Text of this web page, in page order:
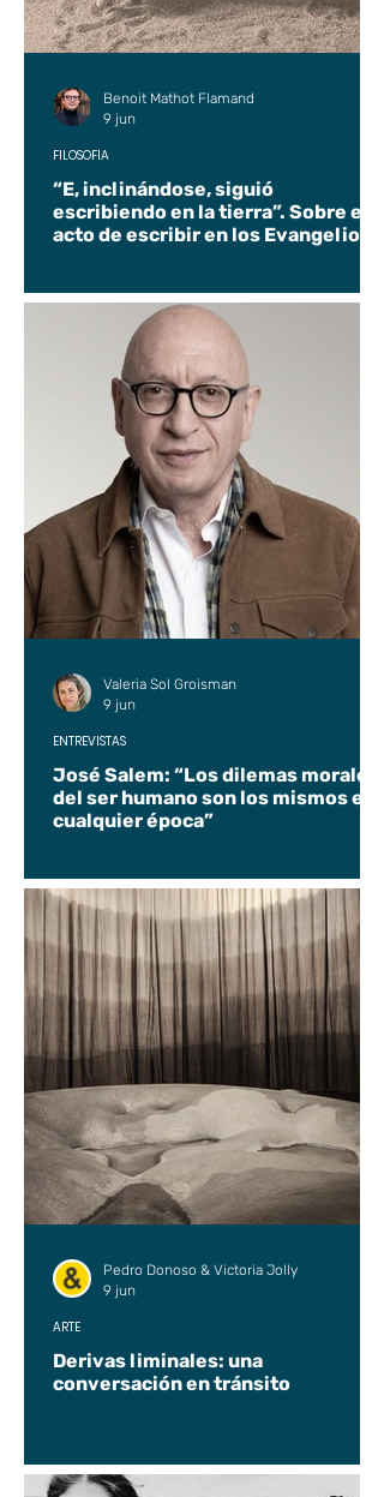
“E, inclinándose, siguió
escribiendo en la tierra”. Sobre el
acto de escribir en los Evangelios.
FILOSOFÍA
Benoit Mathot Flamand
9 jun
José Salem: “Los dilemas morales
del ser humano son los mismos en
cualquier época”
ENTREVISTAS
Valeria Sol Groisman
9 jun
Derivas liminales: una
conversación en tránsito
ARTE
Pedro Donoso & Victoria Jolly
9 jun